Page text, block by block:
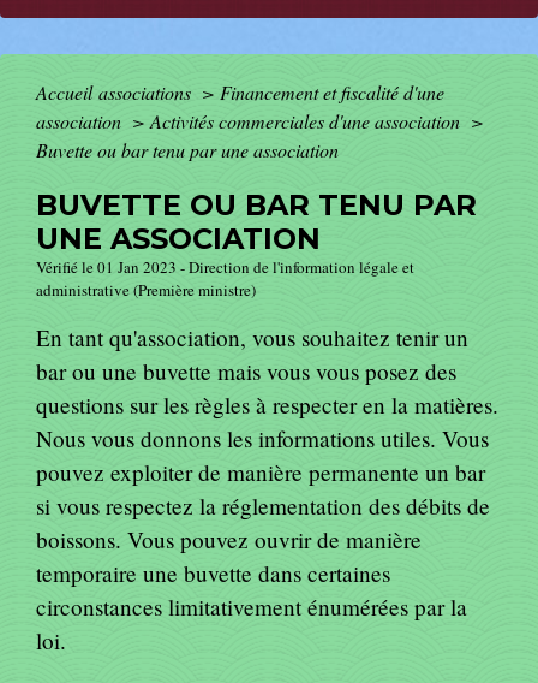
Accueil associations > Financement et fiscalité d'une
association > Activités commerciales d'une association >
Buvette ou bar tenu par une association
BUVETTE OU BAR TENU PAR
UNE ASSOCIATION
Vérifié le 01 Jan 2023 - Direction de l'information légale et
administrative (Première ministre)
En tant qu'association, vous souhaitez tenir un
bar ou une buvette mais vous vous posez des
questions sur les règles à respecter en la matières.
Nous vous donnons les informations utiles. Vous
pouvez exploiter de manière permanente un bar
si vous respectez la réglementation des débits de
boissons. Vous pouvez ouvrir de manière
temporaire une buvette dans certaines
circonstances limitativement énumérées par la
loi.